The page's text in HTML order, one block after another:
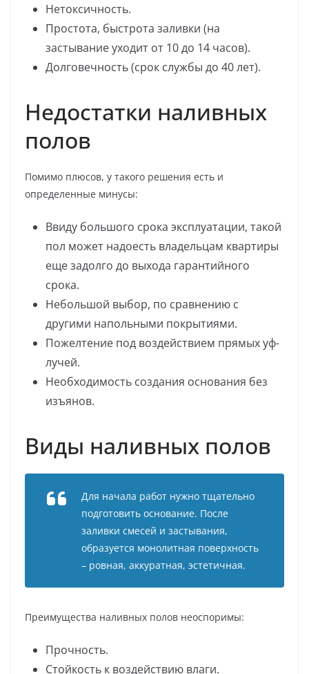
Нетоксичность.
Простота, быстрота заливки (на
застывание уходит от 10 до 14 часов).
Долговечность (срок службы до 40 лет).
Недостатки наливных
полов
Помимо плюсов, у такого решения есть и
определенные минусы:
Ввиду большого срока эксплуатации, такой
пол может надоесть владельцам квартиры
еще задолго до выхода гарантийного
срока.
Небольшой выбор, по сравнению с
другими напольными покрытиями.
Пожелтение под воздействием прямых уф-
лучей.
Необходимость создания основания без
изъянов.
Виды наливных полов
Для начала работ нужно тщательно
подготовить основание. После
заливки смесей и застывания,
образуется монолитная поверхность
– ровная, аккуратная, эстетичная.
Преимущества наливных полов неоспоримы:
Прочность.
Стойкость к воздействию влаги.